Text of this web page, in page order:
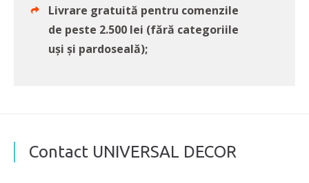
Livrare gratuită pentru comenzile
de peste 2.500 lei (fără categoriile
uși și pardoseală);
Contact UNIVERSAL DECOR